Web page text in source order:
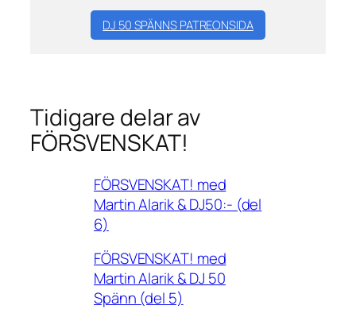
DJ 50 SPÄNNS PATREONSIDA
Tidigare delar av
FÖRSVENSKAT!
FÖRSVENSKAT! med
Martin Alarik & DJ50:- (del
6)
FÖRSVENSKAT! med
Martin Alarik & DJ 50
Spänn (del 5)